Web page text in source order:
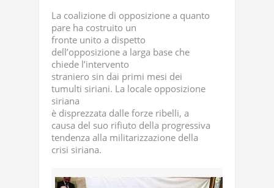
La coalizione di opposizione a quanto
pare ha costruito un
fronte unito a dispetto
dell’opposizione a larga base che
chiede l’intervento
straniero sin dai primi mesi dei
tumulti siriani. La locale opposizione
siriana
è disprezzata dalle forze ribelli, a
causa del suo rifiuto della progressiva
tendenza alla militarizzazione della
crisi siriana.